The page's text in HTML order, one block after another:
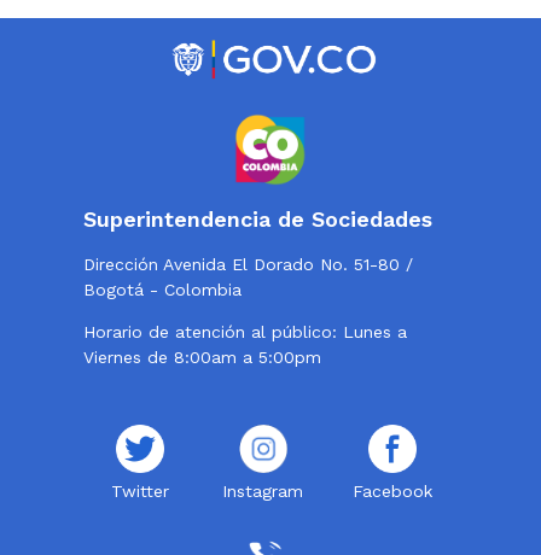
Superintendencia de Sociedades
Dirección Avenida El Dorado No. 51-80 /
Bogotá - Colombia
Horario de atención al público: Lunes a
Viernes de 8:00am a 5:00pm
Twitter Instagram Facebook